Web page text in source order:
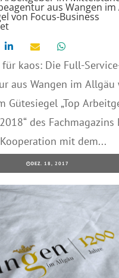
aus Wangen im
von Focus-Business
kaos: Die Full-
aus Wangen im Allgäu
Gütesiegel „Top
des Fachmagazins
mit dem...
DEZ. 18, 2017